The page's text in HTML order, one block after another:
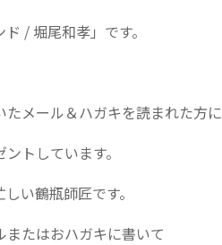
/ 堀尾和孝」です。
たメール＆ハガキを読まれた方に
トしています。
い鶴瓶師匠です。
たはおハガキに書いて